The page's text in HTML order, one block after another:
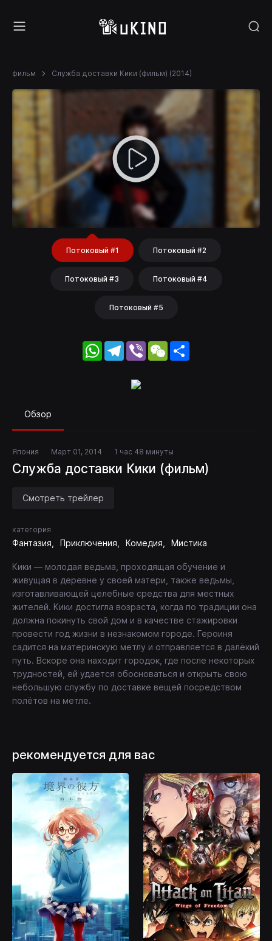
фильм Служба доставки Кики (фильм) (2014)
Потоковый #1 Потоковый #2
Потоковый #3 Потоковый #4
Потоковый #5
WhatsApp
Telegram
Viber WeChat
Обзор
Япония Март 01, 2014 1 час 48 минуты
Служба доставки Кики (фильм)
Смотреть трейлер
категория
Фантазия Приключения Комедия Мистика
Кики — молодая ведьма, проходящая обучение и
живущая в деревне у своей матери, также ведьмы,
изготавливающей целебные средства для местных
жителей. Кики достигла возраста, когда по традиции она
должна покинуть свой дом и в качестве стажировки
провести год жизни в незнакомом городе. Героиня
садится на материнскую метлу и отправляется в далёкий
путь. Вскоре она находит городок, где после некоторых
трудностей, ей удается обосноваться и открыть свою
небольшую службу по доставке вещей посредством
полётов на метле.
рекомендуется для вас